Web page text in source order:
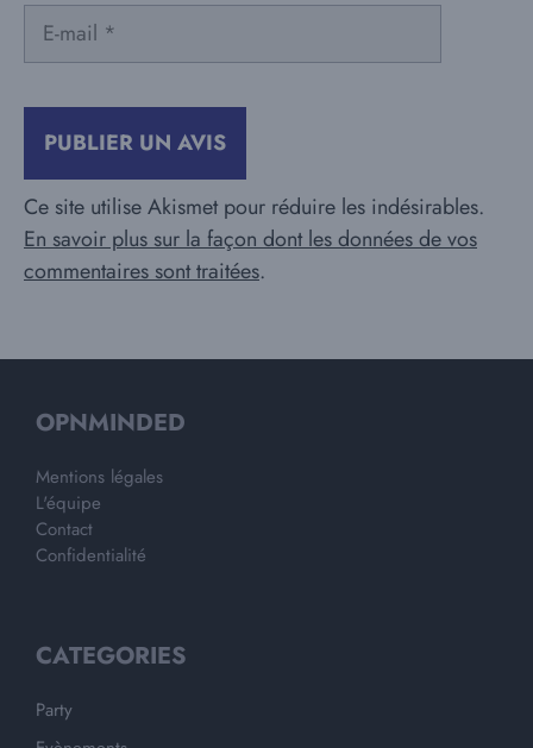
mail
Ce site utilise Akismet pour réduire les indésirables.
En savoir plus sur la façon dont les données de vos
commentaires sont traitées.
OPNMINDED
Mentions légales
L'équipe
Contact
Confidentialité
CATEGORIES
Party